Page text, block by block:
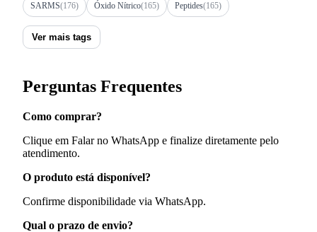
SARMS(176) Óxido Nítrico(165) Peptides(165)
Ver mais tags
Perguntas Frequentes
Como comprar?
Clique em Falar no WhatsApp e finalize diretamente pelo
atendimento.
O produto está disponível?
Confirme disponibilidade via WhatsApp.
Qual o prazo de envio?